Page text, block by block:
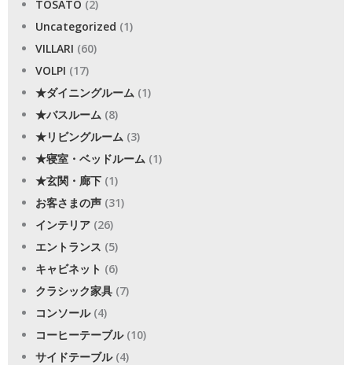
TOSATO (2)
Uncategorized (1)
VILLARI (60)
VOLPI (17)
★ダイニングルーム (1)
★バスルーム (8)
★リビングルーム (3)
★寝室・ベッドルーム (1)
★玄関・廊下 (1)
お客さまの声 (31)
インテリア (26)
エントランス (5)
キャビネット (6)
クラシック家具 (7)
コンソール(4)
コーヒーテーブル(10)
サイドテーブル(4)